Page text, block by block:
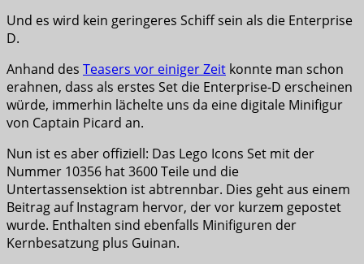
Und es wird kein geringeres Schiff sein als die Enterprise
D.
Anhand des Teasers vor einiger Zeit konnte man schon
erahnen, dass als erstes Set die Enterprise-D erscheinen
würde, immerhin lächelte uns da eine digitale Minifigur
von Captain Picard an.
Nun ist es aber offiziell: Das Lego Icons Set mit der
Nummer 10356 hat 3600 Teile und die
Untertassensektion ist abtrennbar. Dies geht aus einem
Beitrag auf Instagram hervor, der vor kurzem gepostet
wurde. Enthalten sind ebenfalls Minifiguren der
Kernbesatzung plus Guinan.